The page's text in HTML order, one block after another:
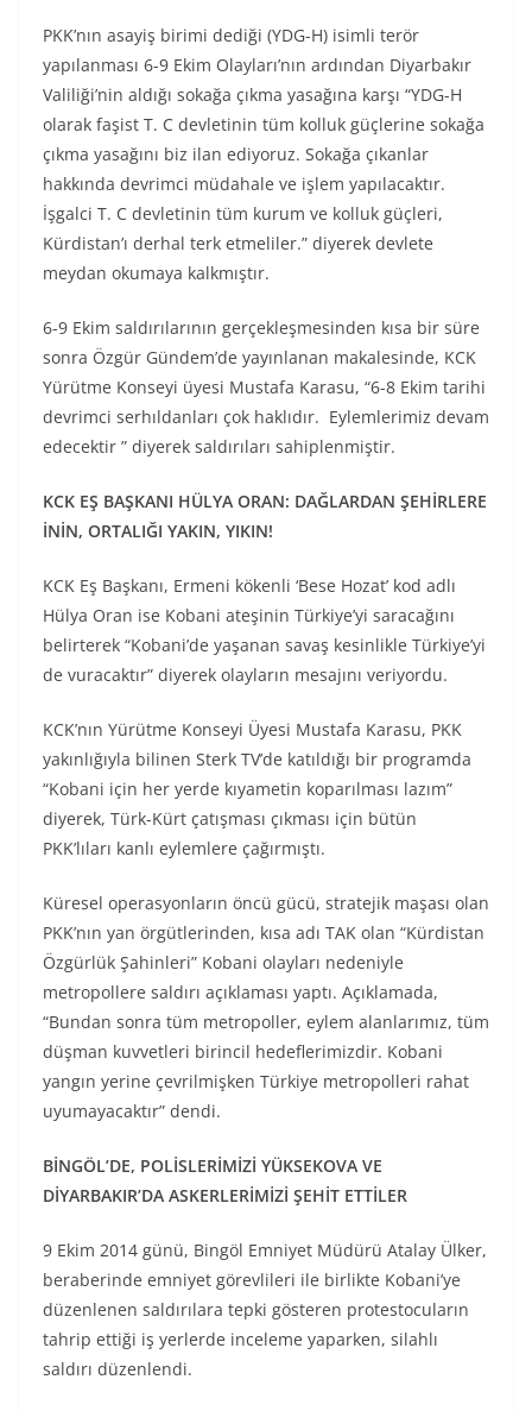
PKK’nın asayiş birimi dediği (YDG-H) isimli terör
yapılanması 6-9 Ekim Olayları’nın ardından Diyarbakır
Valiliği’nin aldığı sokağa çıkma yasağına karşı “YDG-H
olarak faşist T. C devletinin tüm kolluk güçlerine sokağa
çıkma yasağını biz ilan ediyoruz. Sokağa çıkanlar
hakkında devrimci müdahale ve işlem yapılacaktır.
İşgalci T. C devletinin tüm kurum ve kolluk güçleri,
Kürdistan’ı derhal terk etmeliler.” diyerek devlete
meydan okumaya kalkmıştır.
6-9 Ekim saldırılarının gerçekleşmesinden kısa bir süre
sonra Özgür Gündem’de yayınlanan makalesinde, KCK
Yürütme Konseyi üyesi Mustafa Karasu, “6-8 Ekim tarihi
devrimci serhıldanları çok haklıdır. Eylemlerimiz devam
edecektir ” diyerek saldırıları sahiplenmiştir.
KCK EŞ BAŞKANI HÜLYA ORAN: DAĞLARDAN ŞEHİRLERE
İNİN, ORTALIĞI YAKIN, YIKIN!
KCK Eş Başkanı, Ermeni kökenli ‘Bese Hozat’ kod adlı
Hülya Oran ise Kobani ateşinin Türkiye’yi saracağını
belirterek “Kobani’de yaşanan savaş kesinlikle Türkiye’yi
de vuracaktır” diyerek olayların mesajını veriyordu.
KCK’nın Yürütme Konseyi Üyesi Mustafa Karasu, PKK
yakınlığıyla bilinen Sterk TV’de katıldığı bir programda
“Kobani için her yerde kıyametin koparılması lazım”
diyerek, Türk-Kürt çatışması çıkması için bütün
PKK’lıları kanlı eylemlere çağırmıştı.
Küresel operasyonların öncü gücü, stratejik maşası olan
PKK’nın yan örgütlerinden, kısa adı TAK olan “Kürdistan
Özgürlük Şahinleri” Kobani olayları nedeniyle
metropollere saldırı açıklaması yaptı. Açıklamada,
“Bundan sonra tüm metropoller, eylem alanlarımız, tüm
düşman kuvvetleri birincil hedeflerimizdir. Kobani
yangın yerine çevrilmişken Türkiye metropolleri rahat
uyumayacaktır” dendi.
BİNGÖL’DE, POLİSLERİMİZİ YÜKSEKOVA VE
DİYARBAKIR’DA ASKERLERİMİZİ ŞEHİT ETTİLER
9 Ekim 2014 günü, Bingöl Emniyet Müdürü Atalay Ülker,
beraberinde emniyet görevlileri ile birlikte Kobani’ye
düzenlenen saldırılara tepki gösteren protestocuların
tahrip ettiği iş yerlerde inceleme yaparken, silahlı
saldırı düzenlendi.